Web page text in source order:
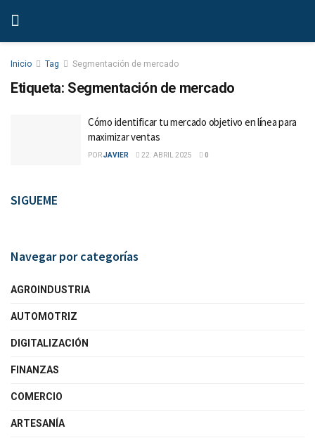
Inicio Tag Segmentación de mercado
Etiqueta: Segmentación de mercado
Cómo identificar tu mercado objetivo en línea para
maximizar ventas
PORJAVIER 22. ABRIL 2025 0
SIGUEME
Navegar por categorías
AGROINDUSTRIA
AUTOMOTRIZ
DIGITALIZACIÓN
FINANZAS
COMERCIO
ARTESANÍA